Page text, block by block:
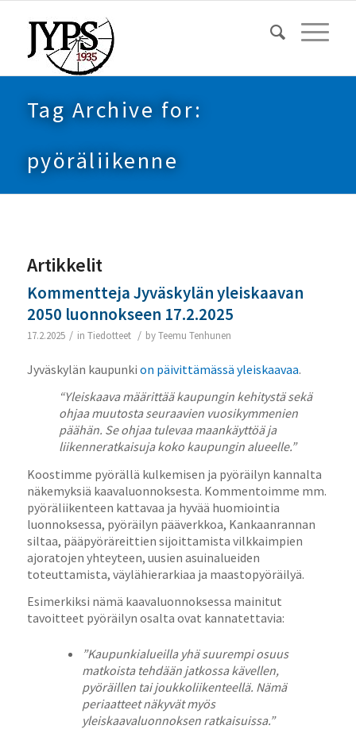
Tag Archive for:
pyöräliikenne
Artikkelit
Kommentteja Jyväskylän yleiskaavan
2050 luonnokseen 17.2.2025
17.2.2025 / in Tiedotteet / byTeemu Tenhunen
Jyväskylän kaupunki on päivittämässä yleiskaavaa.
“Yleiskaava määrittää kaupungin kehitystä sekä
ohjaa muutosta seuraavien vuosikymmenien
päähän. Se ohjaa tulevaa maankäyttöä ja
liikenneratkaisuja koko kaupungin alueelle.”
Koostimme pyörällä kulkemisen ja pyöräilyn kannalta
näkemyksiä kaavaluonnoksesta. Kommentoimme mm.
pyöräliikenteen kattavaa ja hyvää huomiointia
luonnoksessa, pyöräilyn pääverkkoa, Kankaanrannan
siltaa, pääpyöräreittien sijoittamista vilkkaimpien
ajoratojen yhteyteen, uusien asuinalueiden
toteuttamista, väylähierarkiaa ja maastopyöräilyä.
Esimerkiksi nämä kaavaluonnoksessa mainitut
tavoitteet pyöräilyn osalta ovat kannatettavia:
”Kaupunkialueilla yhä suurempi osuus
matkoista tehdään jatkossa kävellen,
pyöräillen taijoukkoliikenteellä. Nämä
periaatteet näkyvät myös
yleiskaavaluonnoksen ratkaisuissa.”